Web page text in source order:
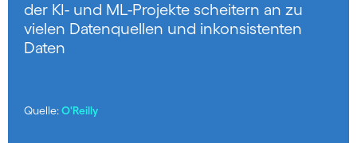
der KI- und ML-Projekte scheitern an zu
vielen Datenquellen und inkonsistenten
Daten
Quelle:O'Reilly